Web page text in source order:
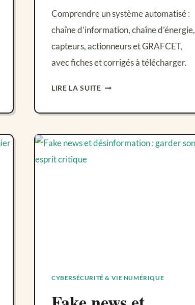
Comprendre un système automatisé :
chaîne d’information, chaîne d’énergie,
capteurs, actionneurs et GRAFCET,
avec fiches et corrigés à télécharger.
LIRE LA SUITELES
:
CYBERSÉCURITÉ & VIE NUMÉRIQUE